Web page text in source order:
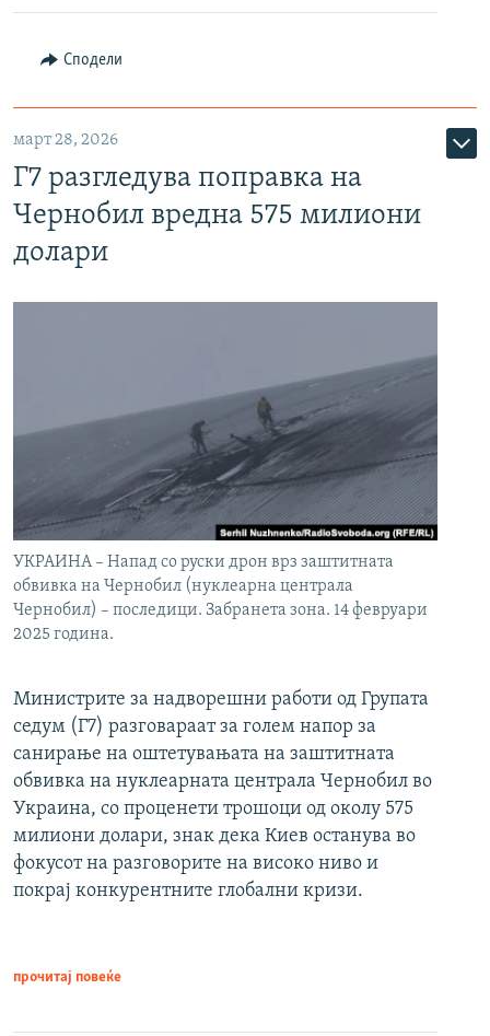
Сподели
март 28, 2026
Г7 разгледува поправка на
Чернобил вредна 575 милиони
долари
УКРАИНА – Напад со руски дрон врз заштитната
обвивка на Чернобил (нуклеарна централа
Чернобил) – последици. Забранета зона. 14 февруари
2025 година.
Министрите за надворешни работи од Групата
седум (Г7) разговараат за голем напор за
санирање на оштетувањата на заштитната
обвивка на нуклеарната централа Чернобил во
Украина, со проценети трошоци од околу 575
милиони долари, знак дека Киев останува во
фокусот на разговорите на високо ниво и
покрај конкурентните глобални кризи.
прочитај повеќе